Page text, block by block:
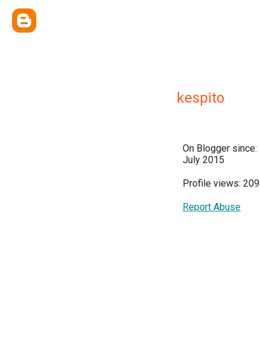
kespito
On Blogger since:
July 2015
Profile views: 209
Report Abuse